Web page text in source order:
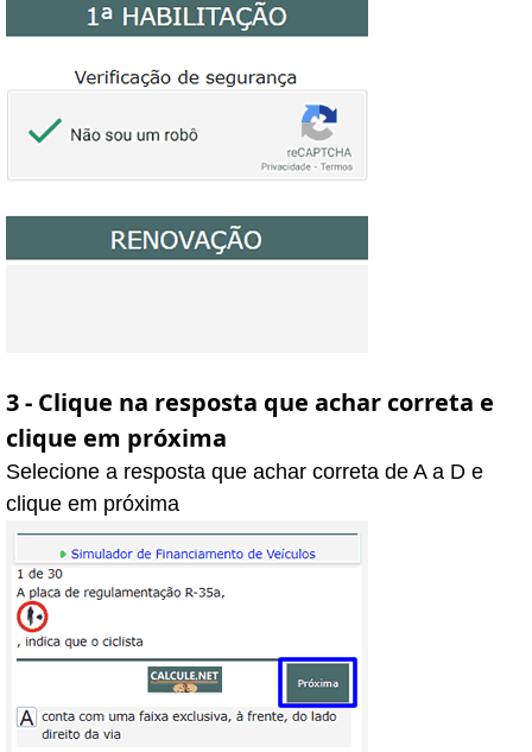
3 - Clique na resposta que achar correta e
clique em próxima
Selecione a resposta que achar correta de A a D e
clique em próxima